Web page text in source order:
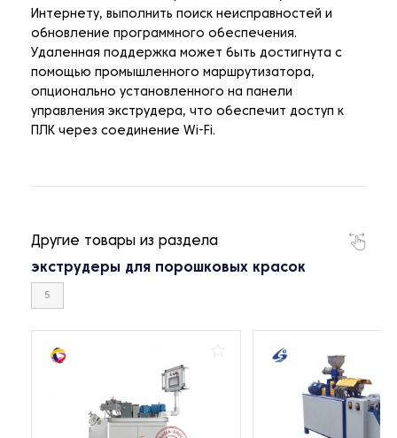
Интернету, выполнить поиск неисправностей и
обновление программного обеспечения.
Удаленная поддержка может быть достигнута с
помощью промышленного маршрутизатора,
опционально установленного на панели
управления экструдера, что обеспечит доступ к
ПЛК через соединение Wi-Fi.
Другие товары из раздела
экструдеры для порошковых красок
5